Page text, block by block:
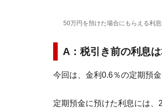
50万円を預けた場合にもらえる利息
A：税引き前の利息
今回は、金利0.6％の定期預
定期預金に預けた利息には